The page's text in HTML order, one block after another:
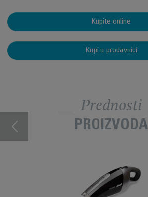
Kupite online
Kupi u prodavnici
Prednosti
PROIZVODA